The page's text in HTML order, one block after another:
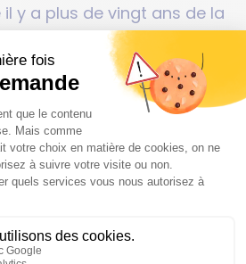
y a plus de vingt ans de la
musicaux de se réunir,
qui s’est agrandie
a acquis une belle
festivals de la région.
les Watts» a accueilli 2
succès qui nécessite
huilée : « De quatre
à l’année, on
bénévoles en mode